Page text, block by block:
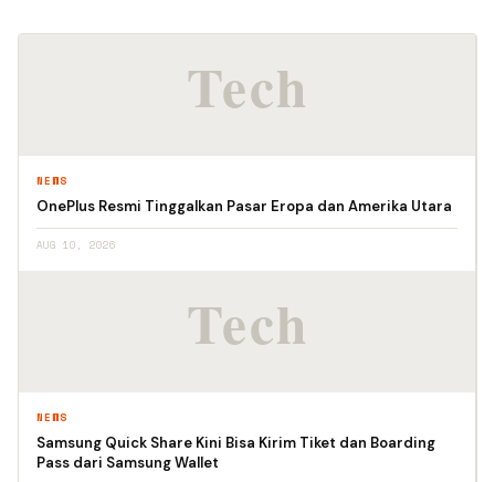
NEWS
OnePlus Resmi Tinggalkan Pasar Eropa dan Amerika Utara
AUG 10, 2026
NEWS
Samsung Quick Share Kini Bisa Kirim Tiket dan Boarding
Pass dari Samsung Wallet